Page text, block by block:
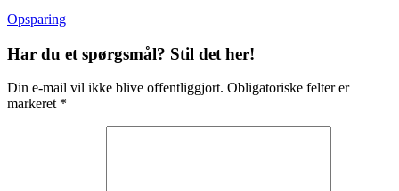
Opsparing
Har du et spørgsmål? Stil det her!
Din e-mail vil ikke blive offentliggjort. Obligatoriske felter er
markeret *